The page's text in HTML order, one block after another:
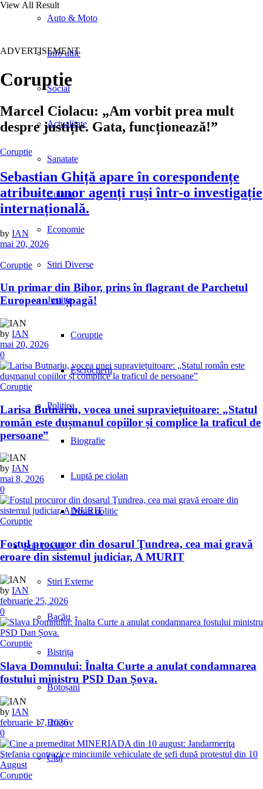
Auto & Moto
Info utile
Social
Actualitate
Sanatate
Cultura
Economie
Stiri Diverse
Justitie
Coruptie
Escrocherii
Politica
Biografie
Luptă pe ciolan
Dosar politic
Stiri Locale
Stiri Externe
Bacău
Bistrița
Botoșani
Brașov
Cluj
View All Result
ADVERTISEMENT
Coruptie
Marcel Ciolacu: „Am vorbit prea mult
despre justiție. Gata, funcționează!”
Coruptie
Sebastian Ghiță apare în corespondențe
atribuite unor agenți ruși într-o investigație
internațională.
by IAN
mai 20, 2026
Coruptie
Un primar din Bihor, prins în flagrant de Parchetul
European cu șpagă!
by IAN
mai 20, 2026
0
Coruptie
Larisa Butnariu, vocea unei supraviețuitoare: „Statul
român este dușmanul copiilor și complice la traficul de
persoane”
by IAN
mai 8, 2026
0
Coruptie
Fostul procuror din dosarul Ţundrea, cea mai gravă
eroare din sistemul judiciar, A MURIT
by IAN
februarie 25, 2026
0
Coruptie
Slava Domnului: Înalta Curte a anulat condamnarea
fostului ministru PSD Dan Șova.
by IAN
februarie 17, 2026
0
Coruptie